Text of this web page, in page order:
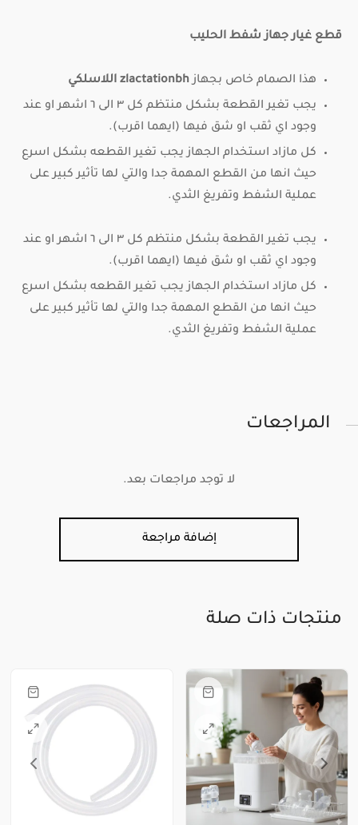
قطع غيار جهاز شفط الحليب
هذا الصمام خاص بجهازzlactationbh اللاسلكي
يجب تغير القطعة بشكل منتظم كل ٣ الى ٦ اشهر او عند
وجود اي ثقب او شق فيها (ايهما اقرب).
كل مازاد استخدام الجهاز يجب تغير القطعه بشكل اسرع
حيث انها من القطع المهمة جدا والتي لها تأثير كبير على
عملية الشفط وتفريغ الثدي.
يجب تغير القطعة بشكل منتظم كل ٣ الى ٦ اشهر او عند
وجود اي ثقب او شق فيها (ايهما اقرب).
كل مازاد استخدام الجهاز يجب تغير القطعه بشكل اسرع
حيث انها من القطع المهمة جدا والتي لها تأثير كبير على
عملية الشفط وتفريغ الثدي.
المراجعات
لا توجد مراجعات بعد.
إضافة مراجعة
منتجات ذات صلة